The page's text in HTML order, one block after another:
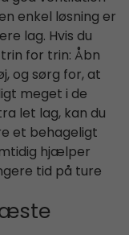
enkel løsning er
lag. Hvis du
for trin: Åbn
og sørg for, at
meget i de
let lag, kan du
et behageligt
hjælper
tid på ture